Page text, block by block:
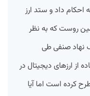
احکام دادو ستد ارز
روستکه به نظر
نهادصنفیطی
از ارزهای دیجیتال در
کرده است اما آیا